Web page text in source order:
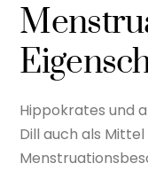
Hippokrates und
Dill auch als